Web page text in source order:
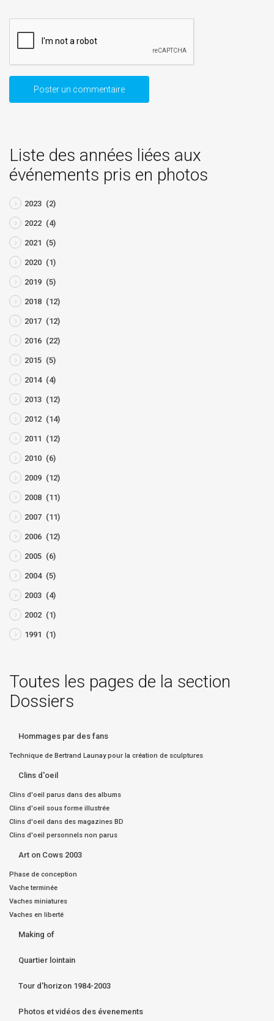
Liste des années liées aux
événements pris en photos
2023 (2)
2022 (4)
2021 (5)
2020 (1)
2019 (5)
2018 (12)
2017 (12)
2016 (22)
2015 (5)
2014 (4)
2013 (12)
2012 (14)
2011 (12)
2010 (6)
2009 (12)
2008 (11)
2007 (11)
2006 (12)
2005 (6)
2004 (5)
2003 (4)
2002 (1)
1991 (1)
Toutes les pages de la section
Dossiers
Hommages par des fans
Technique de Bertrand Launay pour la création de sculptures
Clins d'oeil
Clins d'oeil parus dans des albums
Clins d'oeil sous forme illustrée
Clins d'oeil dans des magazines BD
Clins d'oeil personnels non parus
Art on Cows 2003
Phase de conception
Vache terminée
Vaches miniatures
Vaches en liberté
Making of
Quartier lointain
Tour d'horizon 1984-2003
Photos et vidéos des évenements